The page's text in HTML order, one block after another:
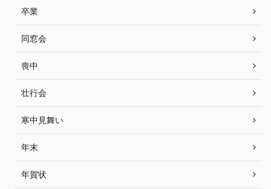
卒業
同窓会
喪中
壮行会
寒中見舞い
年末
年賀状